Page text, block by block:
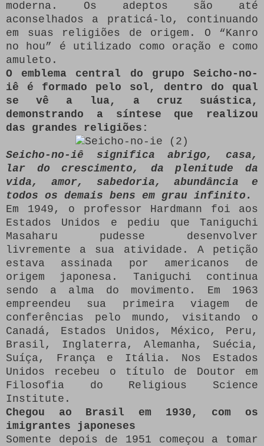
moderna. Os adeptos são até
aconselhados a praticá-lo, continuando
em suas religiões de origem. O “Kanro
no hou” é utilizado como oração e como
amuleto.
O emblema central do grupo Seicho-no-
iê é formado pelo sol, dentro do qual
se vê a lua, a cruz suástica,
demonstrando a síntese que realizou
das grandes religiões:
Seicho-no-iê significa abrigo, casa,
lar do crescimento, da plenitude da
vida, amor, sabedoria, abundância e
todos os demais bens em grau infinito.
Em 1949, o professor Hardmann foi aos
Estados Unidos e pediu que Taniguchi
Masaharu pudesse desenvolver
livremente a sua atividade. A petição
estava assinada por americanos de
origem japonesa. Taniguchi continua
sendo a alma do movimento. Em 1963
empreendeu sua primeira viagem de
conferências pelo mundo, visitando o
Canadá, Estados Unidos, México, Peru,
Brasil, Inglaterra, Alemanha, Suécia,
Suíça, França e Itália. Nos Estados
Unidos recebeu o título de Doutor em
Filosofia do Religious Science
Institute.
Chegou ao Brasil em 1930, com os
imigrantes japoneses
Somente depois de 1951 começou a tomar